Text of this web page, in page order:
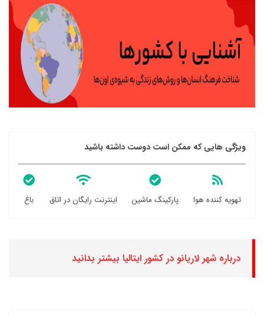
ویژگی هایی که ممکن است دوست داشته باشید
تهویه کننده هوا پارکینگ ماشین اینترنت رایگان در اتاق باغ
درباره شهر لاریانو در کشور ایتالیا بیشتر بدانید